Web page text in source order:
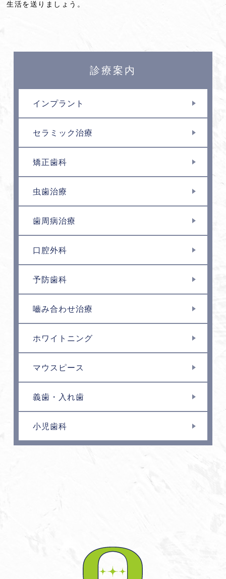
生活を送りましょう。
診療案内
インプラント
セラミック治療
矯正歯科
虫歯治療
歯周病治療
口腔外科
予防歯科
嚙み合わせ治療
ホワイトニング
マウスピース
義歯・入れ歯
小児歯科